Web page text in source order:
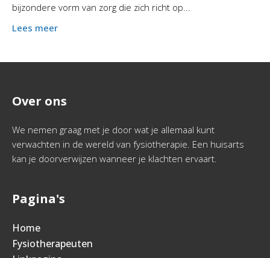
bijzondere vorm van zorg die zich richt op...
Lees meer
Over ons
We nemen graag met je door wat je allemaal kunt
verwachten in de wereld van fysiotherapie. Een huisarts
kan je doorverwijzen wanneer je klachten ervaart.
Pagina's
Home
Fysiotherapeuten